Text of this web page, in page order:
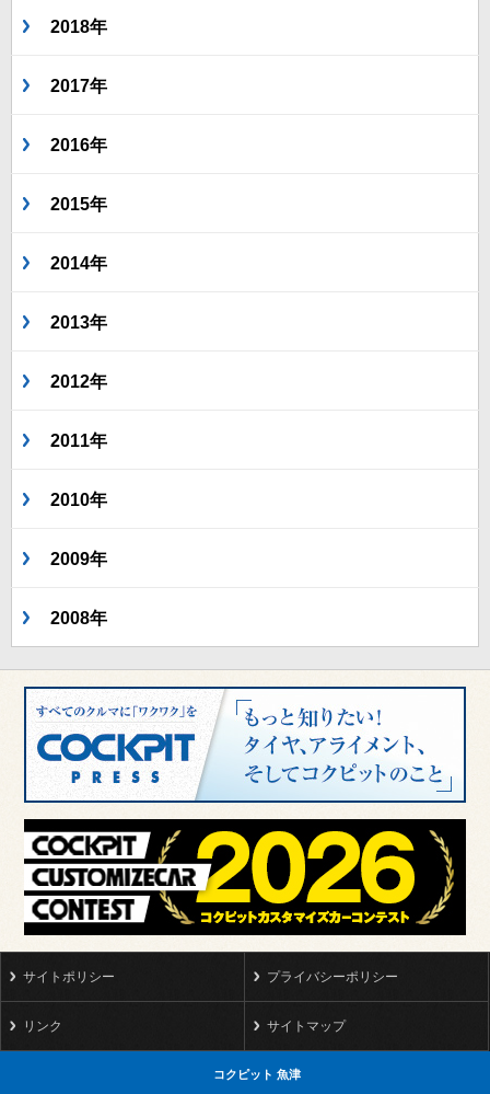
2018年
2017年
2016年
2015年
2014年
2013年
2012年
2011年
2010年
2009年
2008年
サイトポリシー プライバシーポリシー
リンク サイトマップ
コクピット 魚津